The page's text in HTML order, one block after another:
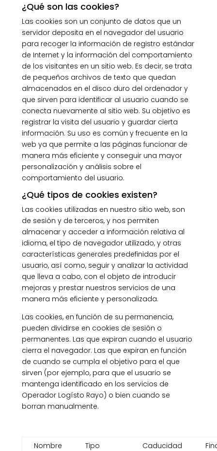
¿Qué son las cookies?
Las cookies son un conjunto de datos que un
servidor deposita en el navegador del usuario
para recoger la información de registro estándar
de Internet y la información del comportamiento
de los visitantes en un sitio web. Es decir, se trata
de pequeños archivos de texto que quedan
almacenados en el disco duro del ordenador y
que sirven para identificar al usuario cuando se
conecta nuevamente al sitio web. Su objetivo es
registrar la visita del usuario y guardar cierta
información. Su uso es común y frecuente en la
web ya que permite a las páginas funcionar de
manera más eficiente y conseguir una mayor
personalización y análisis sobre el
comportamiento del usuario.
¿Qué tipos de cookies existen?
Las cookies utilizadas en nuestro sitio web, son
de sesión y de terceros, y nos permiten
almacenar y acceder a información relativa al
idioma, el tipo de navegador utilizado, y otras
características generales predefinidas por el
usuario, así como, seguir y analizar la actividad
que lleva a cabo, con el objeto de introducir
mejoras y prestar nuestros servicios de una
manera más eficiente y personalizada.
Las cookies, en función de su permanencia,
pueden dividirse en cookies de sesión o
permanentes. Las que expiran cuando el usuario
cierra el navegador. Las que expiran en función
de cuando se cumpla el objetivo para el que
sirven (por ejemplo, para que el usuario se
mantenga identificado en los servicios de
Operador Logísto Rayo) o bien cuando se
borran manualmente.
Nombre Tipo Caducidad